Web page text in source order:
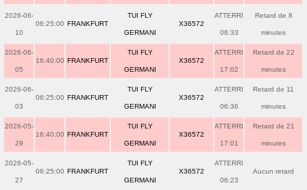
2026-06-
10
06:25:00 FRANKFURT
TUI FLY
GERMANI
X36572
ATTERRI
06:33
Retard de 8
minutes
2026-06-
05
16:40:00 FRANKFURT
TUI FLY
GERMANI
X36572
ATTERRI
17:02
Retard de 22
minutes
2026-06-
03
06:25:00 FRANKFURT
TUI FLY
GERMANI
X36572
ATTERRI
06:36
Retard de 11
minutes
2026-05-
29
16:40:00 FRANKFURT
TUI FLY
GERMANI
X36572
ATTERRI
17:01
Retard de 21
minutes
2026-05-
27
06:25:00 FRANKFURT
TUI FLY
GERMANI
X36572
ATTERRI
06:23
Aucun retard